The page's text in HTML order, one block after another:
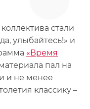
стали
улыбайтесь!» и
«Время
пал на
и не менее
классику –